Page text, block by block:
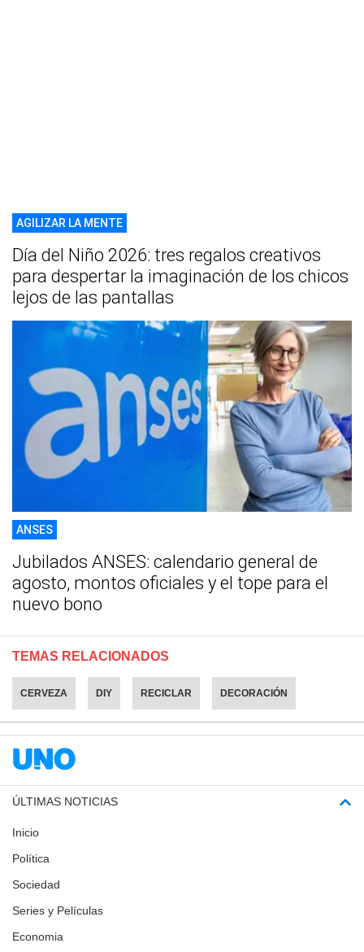
AGILIZAR LA MENTE
Día del Niño 2026: tres regalos creativos
para despertar la imaginación de los chicos
lejos de las pantallas
ANSES
Jubilados ANSES: calendario general de
agosto, montos oficiales y el tope para el
nuevo bono
TEMAS RELACIONADOS
CERVEZA DIY RECICLAR DECORACIÓN
ÚLTIMAS NOTICIAS
Inicio
Política
Sociedad
Series y Películas
Economia